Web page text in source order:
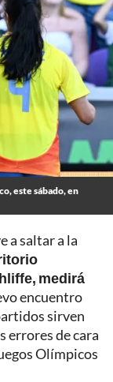
este sábado, en
a saltar a la
medirá
encuentro
sirven
errores de cara
Olímpicos